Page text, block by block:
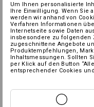
Um Ihnen personalisierte
Ihre Einwilligung. Wenn Sie
werden wir anhand von
Verfahren Informationen
Internetseite sowie Daten
insbesondere zu folgenden
zugeschnittene Angebote
Produktempfehlungen,
Inhaltsmessungen. Sollten
per Klick auf den Button
entsprechender Cookies